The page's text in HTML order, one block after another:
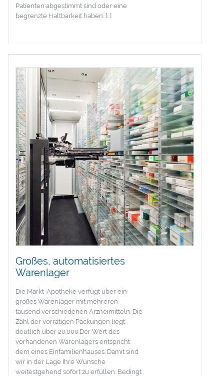
Patienten abgestimmt sind oder eine
begrenzte Haltbarkeit haben. […]
Großes, automatisiertes
Warenlager
Die Markt-Apotheke verfügt über ein
großes Warenlager mit mehreren
tausend verschiedenen Arzneimitteln. Die
Zahl der vorrätigen Packungen liegt
deutlich über 20.000.Der Wert des
vorhandenen Warenlagers entspricht
dem eines Einfamilienhauses. Damit sind
wir in der Lage Ihre Wünsche
weitestgehend sofort zu erfüllen. Bedingt